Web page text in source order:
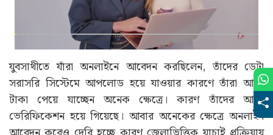
যুবসাথীতে যাঁরা অনলাইনে আবেদন করছিলেন, তাঁদের ডেটা
সরাসরি সিস্টেমে আপলোড হয়ে যাওয়ার কারণে তাঁরা আগে
টাকা পেয়ে যাচ্ছেন অনেক ক্ষেত্রে। কারণ তাঁদের আগে
ভেরিফিকেশন হয়ে গিয়েছে। আবার অনেকের ক্ষেত্রে অনলাইন